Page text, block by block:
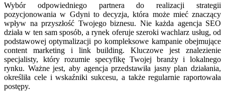
Wybór odpowiedniego partnera do realizacji strategii
pozycjonowania w Gdyni to decyzja, która może mieć znaczący
wpływ na przyszłość Twojego biznesu. Nie każda agencja SEO
działa w ten sam sposób, a rynek oferuje szeroki wachlarz usług, od
podstawowej optymalizacji po kompleksowe kampanie obejmujące
content marketing i link building. Kluczowe jest znalezienie
specjalisty, który rozumie specyfikę Twojej branży i lokalnego
rynku. Ważne jest, aby agencja przedstawiła jasny plan działania,
określiła cele i wskaźniki sukcesu, a także regularnie raportowała
postępy.